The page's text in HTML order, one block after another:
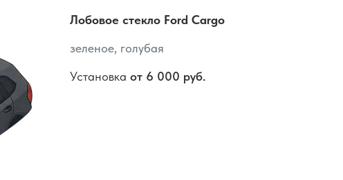
Лобовое стекло Ford Cargo
зеленое, голубая
Установка от 6 000 руб.